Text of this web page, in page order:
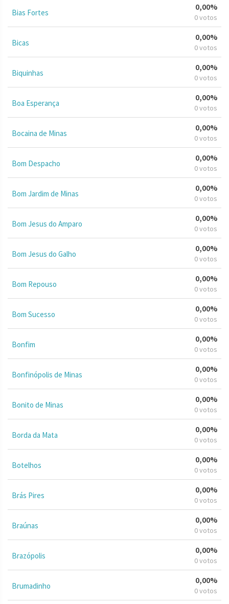
Bias Fortes
0,00%
0 votos
Bicas
0,00%
0 votos
Biquinhas
0,00%
0 votos
Boa Esperança
0,00%
0 votos
Bocaina de Minas
0,00%
0 votos
Bom Despacho
0,00%
0 votos
Bom Jardim de Minas
0,00%
0 votos
Bom Jesus do Amparo
0,00%
0 votos
Bom Jesus do Galho
0,00%
0 votos
Bom Repouso
0,00%
0 votos
Bom Sucesso
0,00%
0 votos
Bonfim
0,00%
0 votos
Bonfinópolis de Minas
0,00%
0 votos
Bonito de Minas
0,00%
0 votos
Borda da Mata
0,00%
0 votos
Botelhos
0,00%
0 votos
Brás Pires
0,00%
0 votos
Braúnas
0,00%
0 votos
Brazópolis
0,00%
0 votos
Brumadinho
0,00%
0 votos